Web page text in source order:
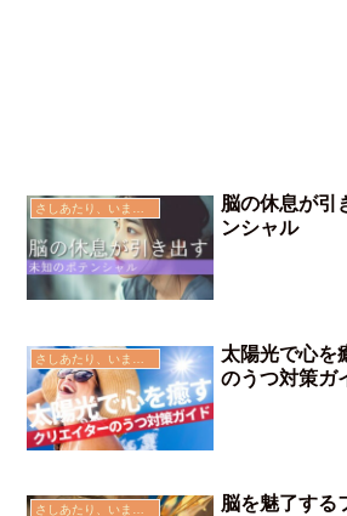
さしあたり、いま思う事
脳の休息が引
ンシャル
太陽光で心を
のうつ対策ガ
脳を魅了する